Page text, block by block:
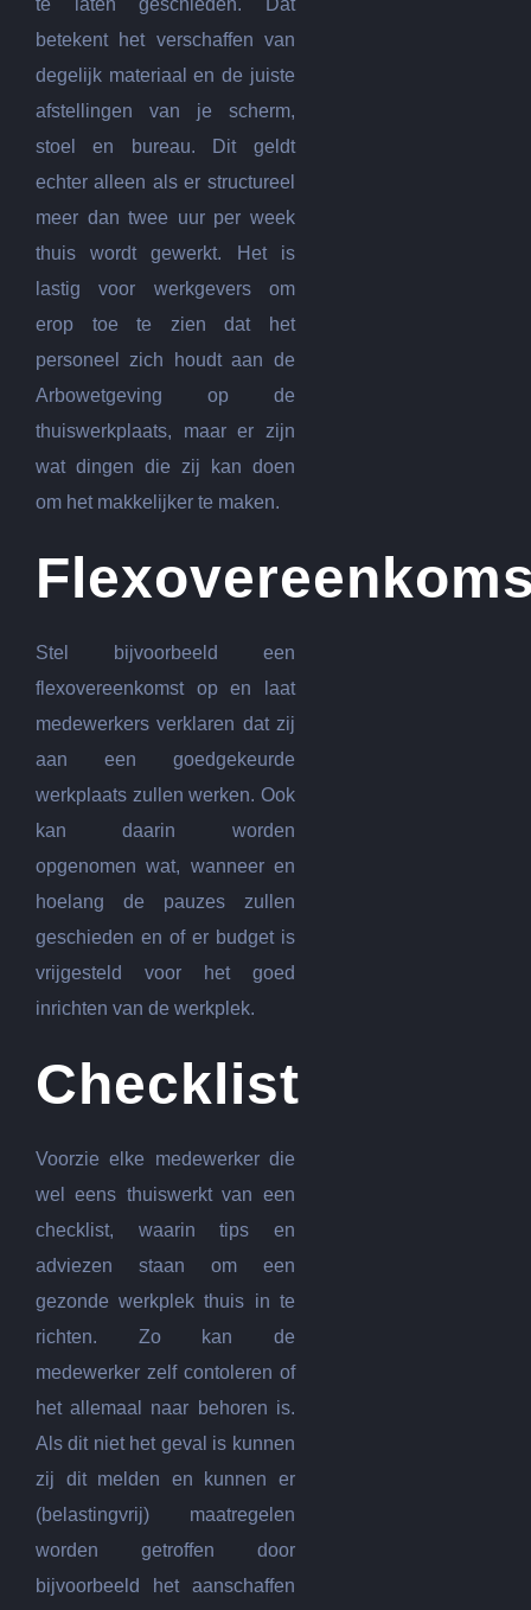
te laten geschieden. Dat
betekent het verschaffen van
degelijk materiaal en de juiste
afstellingen van je scherm,
stoel en bureau. Dit geldt
echter alleen als er structureel
meer dan twee uur per week
thuis wordt gewerkt. Het is
lastig voor werkgevers om
erop toe te zien dat het
personeel zich houdt aan de
Arbowetgeving op de
thuiswerkplaats, maar er zijn
wat dingen die zij kan doen
om het makkelijker te maken.
Stel bijvoorbeeld een
flexovereenkomst op en laat
medewerkers verklaren dat zij
aan een goedgekeurde
werkplaats zullen werken. Ook
kan daarin worden
opgenomen wat, wanneer en
hoelang de pauzes zullen
geschieden en of er budget is
vrijgesteld voor het goed
inrichten van de werkplek.
Checklist
Voorzie elke medewerker die
wel eens thuiswerkt van een
checklist, waarin tips en
adviezen staan om een
gezonde werkplek thuis in te
richten. Zo kan de
medewerker zelf contoleren of
het allemaal naar behoren is.
Als dit niet het geval is kunnen
zij dit melden en kunnen er
(belastingvrij) maatregelen
worden getroffen door
bijvoorbeeld het aanschaffen